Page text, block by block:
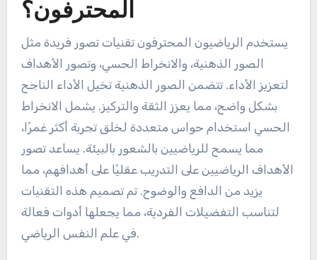
المحترفون؟
يستخدم الرياضيون المحترفون تقنيات تصور فريدة مثل
الصور الذهنية، والانخراط الحسي، وتصور الأهداف
لتعزيز الأداء. تتضمن الصور الذهنية تخيل الأداء الناجح
بشكل واضح، مما يعزز الثقة والتركيز. يشمل الانخراط
الحسي استخدام حواس متعددة لخلق تجربة أكثر غمرًا،
مما يسمح للرياضيين بالشعور بالبيئة. يساعد تصور
الأهداف الرياضيين على التدريب عقليًا على أهدافهم، مما
يزيد من الدافع والوضوح. تم تصميم هذه التقنيات
لتناسب التفضيلات الفردية، مما يجعلها أدوات فعالة
في علم النفس الرياضي.